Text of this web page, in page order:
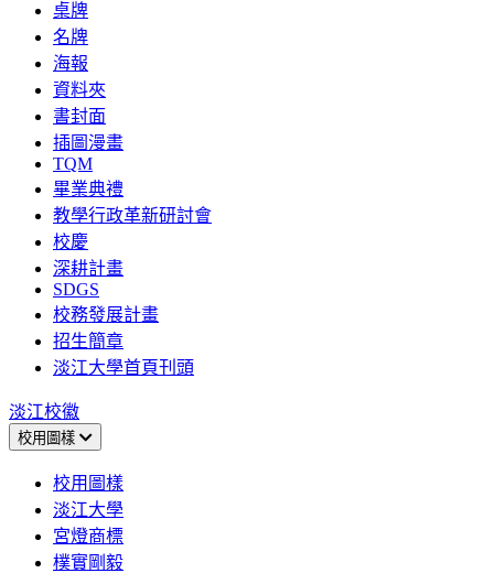
桌牌
名牌
海報
資料夾
書封面
插圖漫畫
TQM
畢業典禮
教學行政革新研討會
校慶
深耕計畫
SDGS
校務發展計畫
招生簡章
淡江大學首頁刊頭
淡江校徽
校用圖樣
校用圖樣
淡江大學
宮燈商標
樸實剛毅